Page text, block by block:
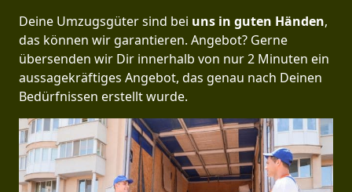
Deine Umzugsgüter sind bei uns in guten Händen,
das können wir garantieren. Angebot? Gerne
übersenden wir Dir innerhalb von nur 2 Minuten ein
aussagekräftiges Angebot, das genau nach Deinen
Bedürfnissen erstellt wurde.